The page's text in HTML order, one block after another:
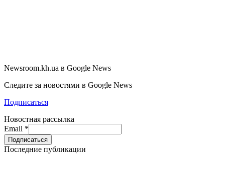
Newsroom.kh.ua в Google News
Следите за новостями в Google News
Подписаться
Новостная рассылка
Email *
Последние публикации